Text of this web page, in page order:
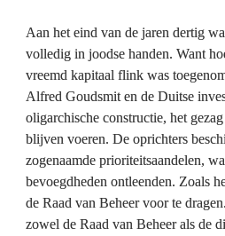
Aan het eind van de jaren dertig
volledig in joodse handen. Want
vreemd kapitaal flink was
Alfred Goudsmit en de Duitse
oligarchische constructie, het
blijven voeren. De oprichters
zogenaamde prioriteitsaandelen,
bevoegdheden ontleenden. Zoals
de Raad van Beheer voor te
zowel de Raad van Beheer als de